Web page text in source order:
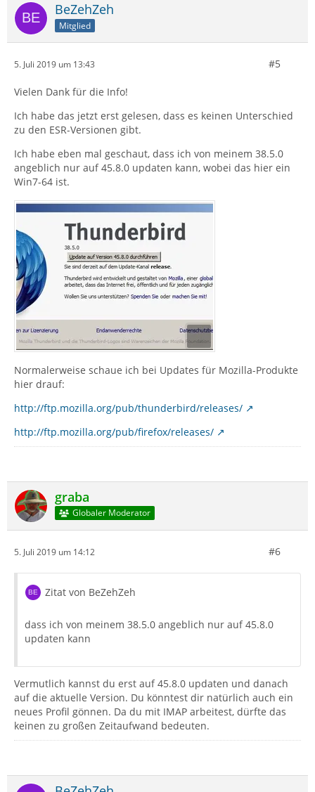
BeZehZeh
Mitglied
5. Juli 2019 um 13:43 #5
Vielen Dank für die Info!
Ich habe das jetzt erst gelesen, dass es keinen Unterschied
zu den ESR-Versionen gibt.
Ich habe eben mal geschaut, dass ich von meinem 38.5.0
angeblich nur auf 45.8.0 updaten kann, wobei das hier ein
Win7-64 ist.
Normalerweise schaue ich bei Updates für Mozilla-Produkte
hier drauf:
http://ftp.mozilla.org/pub/thunderbird/releases/
http://ftp.mozilla.org/pub/firefox/releases/
graba
Globaler Moderator
5. Juli 2019 um 14:12 #6
Zitat von BeZehZeh
dass ich von meinem 38.5.0 angeblich nur auf 45.8.0
updaten kann
Vermutlich kannst du erst auf 45.8.0 updaten und danach
auf die aktuelle Version. Du könntest dir natürlich auch ein
neues Profil gönnen. Da du mit IMAP arbeitest, dürfte das
keinen zu großen Zeitaufwand bedeuten.